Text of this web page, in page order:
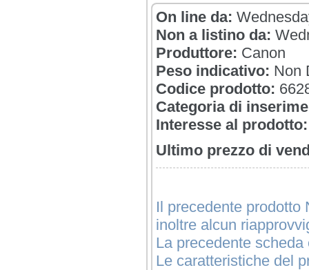
On line da:
Non a listino da:
Produttore: Canon
Peso indicativo: Non
Codice prodotto:
Categoria di
Interesse al prodotto:
Ultimo prezzo di
Il precedente prodotto
inoltre alcun
La precedente
Le caratteristiche del